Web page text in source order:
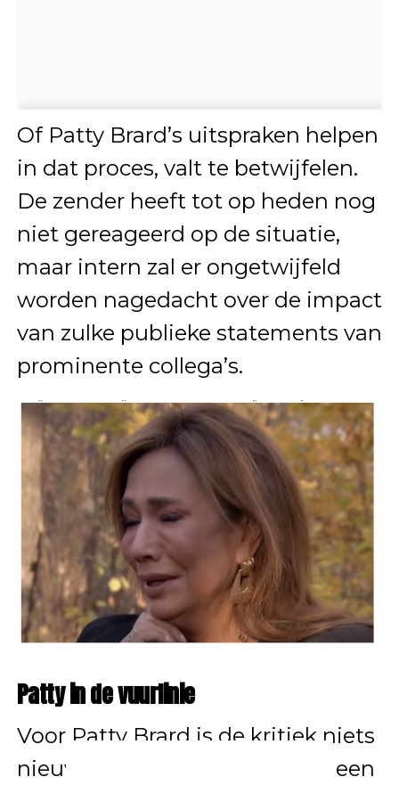
Of Patty Brard’s uitspraken helpen
in dat proces, valt te betwijfelen.
De zender heeft tot op heden nog
niet gereageerd op de situatie,
maar intern zal er ongetwijfeld
worden nagedacht over de impact
van zulke publieke statements van
prominente collega’s.
Patty in de vuurlinie
Voor Patty Brard is de kritiek niets
nieuws. Ze is al decennia lang een